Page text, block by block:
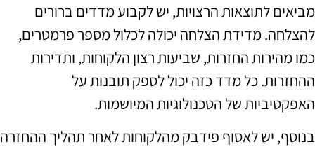
מביאים לתוצאות הרצויות, יש לקבוע מדדים ברורים
להצלחה. מדידת הצלחה יכולה לכלול מספר פרמטרים,
כמו מהירות החזרות, שביעות רצון הלקוחות, ותדירות
ההחזרות. כל מדד כזה יכול לספק תובנות על
האפקטיביות של הטכנולוגיות המיושמות.
בנוסף, יש לאסוף פידבק מהלקוחות לאחר תהליך ההחזרה